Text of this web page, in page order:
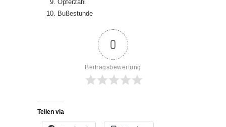
Opferzahl
Bußestunde
0
Beitragsbewertung
Teilen via